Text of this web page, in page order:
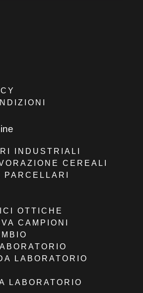
INDUSTRIALI
CEREALI
OTTICHE
CAMPIONI
LABORATORIO
LABORATORIO